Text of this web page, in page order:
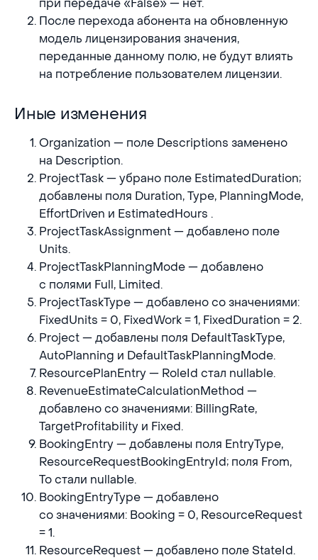
при передаче «False» — нет.
После перехода абонента на обновленную
модель лицензирования значения,
переданные данному полю, не будут влиять
на потребление пользователем лицензии.
Иные изменения
Иные изменения
Organization — поле Descriptions заменено
на Description.
ProjectTask — убрано поле EstimatedDuration;
добавлены поля Duration, Type, PlanningMode,
EffortDriven и EstimatedHours .
ProjectTaskAssignment — добавлено поле
Units.
ProjectTaskPlanningMode — добавлено
с полями Full, Limited.
ProjectTaskType — добавлено со значениями:
FixedUnits = 0, FixedWork = 1, FixedDuration = 2.
Project — добавлены поля DefaultTaskType,
AutoPlanning и DefaultTaskPlanningMode.
ResourcePlanEntry — RoleId стал nullable.
RevenueEstimateCalculationMethod —
добавлено со значениями: BillingRate,
TargetProfitability и Fixed.
BookingEntry — добавлены поля EntryType,
ResourceRequestBookingEntryId; поля From,
To стали nullable.
BookingEntryType — добавлено
со значениями: Booking = 0, ResourceRequest
= 1.
ResourceRequest — добавлено поле StateId.